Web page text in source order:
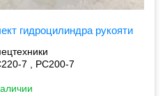
гидроцилиндра рукояти
7 , PC200-7